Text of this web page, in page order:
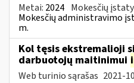
Metai: 2024 Mokesčių
Mokesčių administravimo
m.
Kol tęsis ekstremalioji
darbuotojų maitinimui
Web turinio sąrašas 2021-